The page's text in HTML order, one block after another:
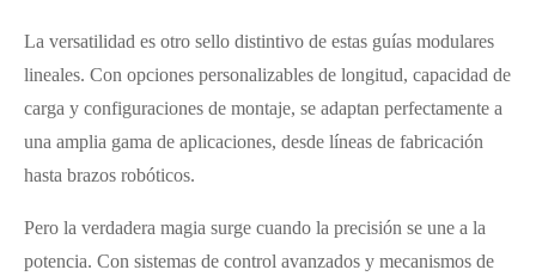
La versatilidad es otro sello distintivo de estas guías modulares
lineales. Con opciones personalizables de longitud, capacidad de
carga y configuraciones de montaje, se adaptan perfectamente a
una amplia gama de aplicaciones, desde líneas de fabricación
hasta brazos robóticos.
Pero la verdadera magia surge cuando la precisión se une a la
potencia. Con sistemas de control avanzados y mecanismos de